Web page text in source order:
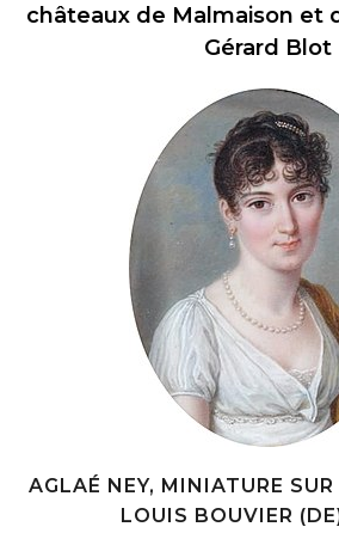
châteaux de Malmaison et
Gérard Blot
AGLAÉ NEY, MINIATURE
LOUIS BOUVIER